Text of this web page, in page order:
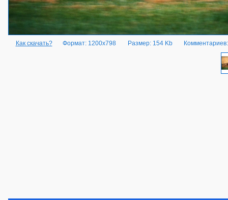
Как скачать? Формат: 1200x798 Размер: 154 Kb Комментариев: